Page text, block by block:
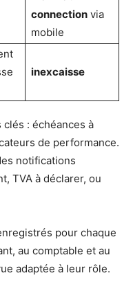
connection via
mobile
inexcaisse
: échéances à
de performance.
notifications
TVA à déclarer, ou
pour chaque
au comptable et au
adaptée à leur rôle.